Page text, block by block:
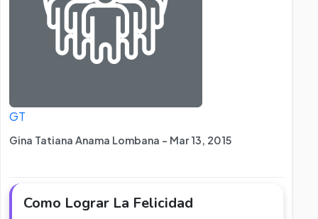
GT
Gina Tatiana Anama Lombana - Mar 13, 2015
Como Lograr La Felicidad